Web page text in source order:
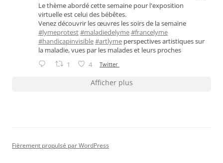
Le thème abordé cette semaine pour l'exposition
virtuelle est celui des bébêtes.
Venez découvrir les œuvres les soirs de la semaine
#lymeprotest#maladiedelyme#francelyme
#handicapinvisible#artlyme perspectives artistiques sur
la maladie, vues par les malades et leurs proches
1 4 Twitter
Afficher plus
Fièrement propulsé par WordPress